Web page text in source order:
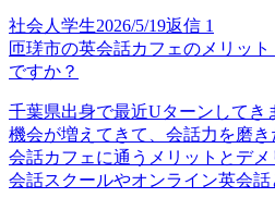
社会人学生2026/5/19返信 1
匝瑳市の英会話カフェのメリッ
ですか？
千葉県出身で最近Uターンしてき
機会が増えてきて、会話力を磨
会話カフェに通うメリットとデ
会話スクールやオンライン英会話